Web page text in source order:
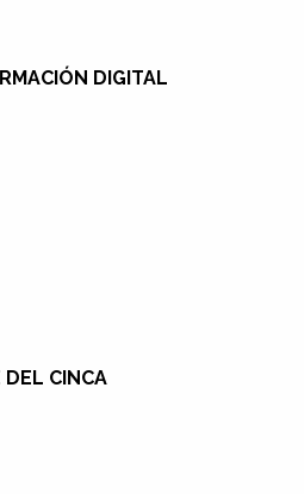
DIGITAL
DEL CINCA